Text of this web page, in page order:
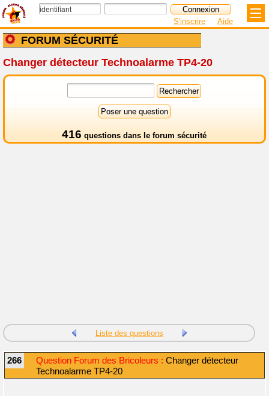
FORUM SÉCURITÉ
S'inscrire Aide
Changer détecteur Technoalarme TP4-20
416 questions dans le forum sécurité
Liste des questions
266 Question Forum des Bricoleurs : Changer détecteur
Technoalarme TP4-20